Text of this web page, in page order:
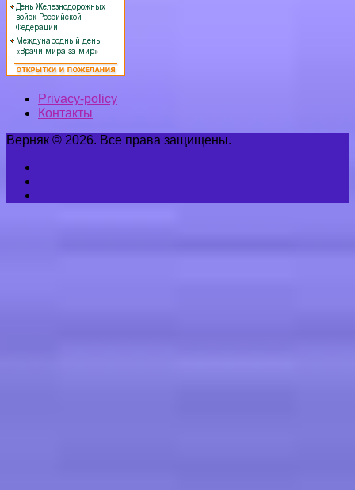
Privacy-policy
Контакты
Верняк © 2026. Все права защищены.